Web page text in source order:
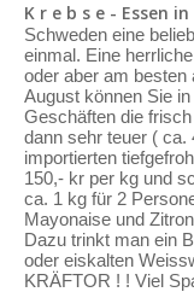
K r e b s e - Essen
Schweden eine
einmal. Eine
oder aber am besten
August können Sie
Geschäften die
dann sehr teuer ( ca.
importierten
150,- kr per kg und
ca. 1 kg für 2
Mayonaise und
Dazu trinkt man ein
oder eiskalten
KRÄFTOR ! ! Viel